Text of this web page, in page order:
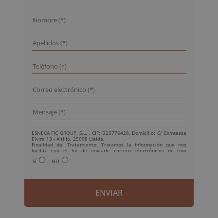
ESNECA FIC GROUP, S.L. , CIF: B25776428, Domicilio: C/ Comtessa
Elvira 13 - Altillo, 25008 Lleida.
Finalidad del Tratamiento: Tratamos la información que nos
facilita con el fin de enviarle correos electrónicos de tipo
comercial relacionado con los productos ofrecidos y otros tipo de
productos que fueran de su interés.
suficientemente, dirigiéndose a la dirección
Para más información consulte nuestra Política de Privacidad.
Desea recibir información comercial (vía telefónica y/o email):
SÍ NO